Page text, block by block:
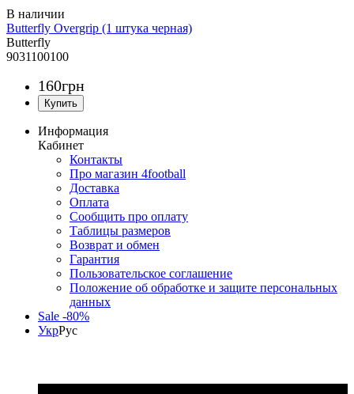
Butterfly Overgrip (1 штука черная)
Butterfly
9031100100
160грн
Информация
Кабинет
Контакты
Про магазин 4football
Доставка
Оплата
Сообщить про оплату
Таблицы размеров
Возврат и обмен
Гарантия
Пользовательское соглашение
Положение об обработке и защите персональных
данных
Sale -80%
УкрРус